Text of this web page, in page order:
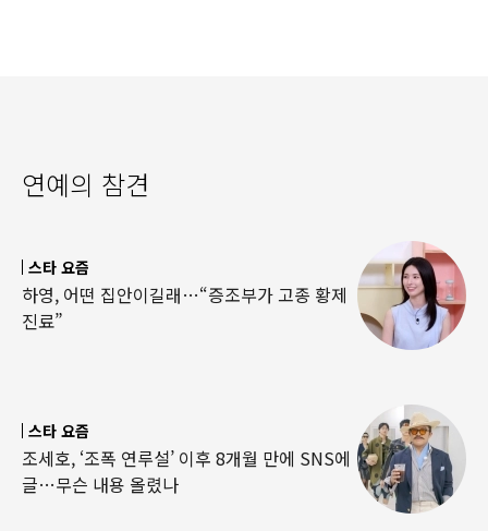
연예의 참견
스타 요즘
하영, 어떤 집안이길래…“증조부가 고종 황제
진료”
스타 요즘
조세호, ‘조폭 연루설’ 이후 8개월 만에 SNS에
글…무슨 내용 올렸나